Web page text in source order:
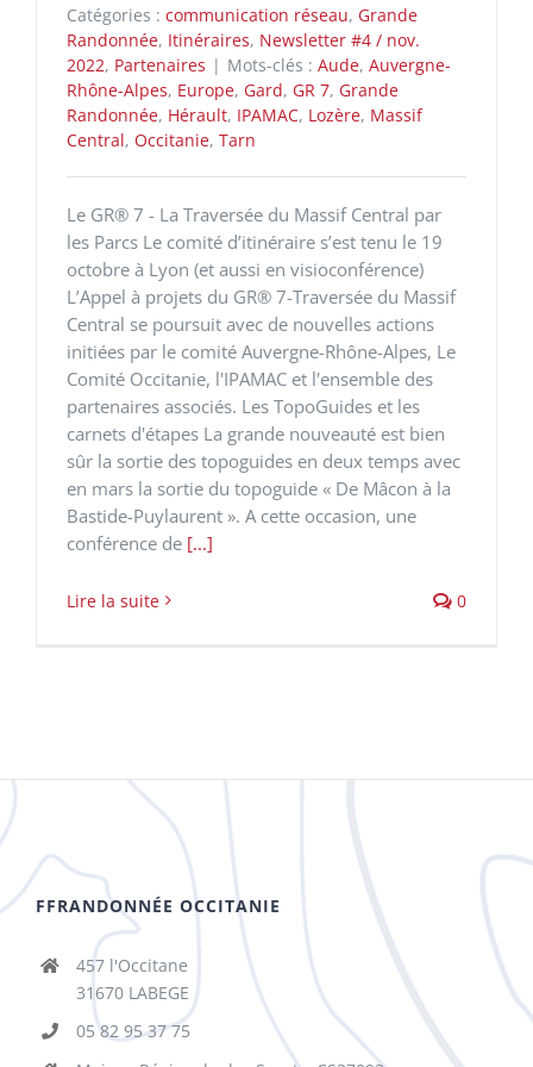
Catégories : communication réseau, Grande
Randonnée, Itinéraires, Newsletter #4 / nov.
2022, Partenaires | Mots-clés : Aude, Auvergne-
Rhône-Alpes, Europe, Gard, GR 7, Grande
Randonnée, Hérault, IPAMAC, Lozère, Massif
Central, Occitanie, Tarn
Le GR® 7 - La Traversée du Massif Central par
les Parcs Le comité d’itinéraire s’est tenu le 19
octobre à Lyon (et aussi en visioconférence)
L’Appel à projets du GR® 7-Traversée du Massif
Central se poursuit avec de nouvelles actions
initiées par le comité Auvergne-Rhône-Alpes, Le
Comité Occitanie, l'IPAMAC et l'ensemble des
partenaires associés. Les TopoGuides et les
carnets d'étapes La grande nouveauté est bien
sûr la sortie des topoguides en deux temps avec
en mars la sortie du topoguide « De Mâcon à la
Bastide-Puylaurent ». A cette occasion, une
conférence de [...]
Lire la suite 0
FFRANDONNÉE OCCITANIE
457 l'Occitane
31670 LABEGE
05 82 95 37 75